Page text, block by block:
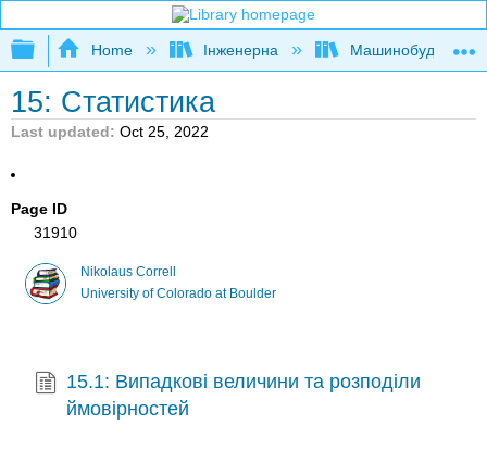
Expand/collapse global hierarchy
Home Інженерна
15: Статистика
Last updated Oct 25, 2022
Page ID
31910
Nikolaus Correll
University of Colorado at Boulder
15.1: Випадкові величини та розподіли
ймовірностей